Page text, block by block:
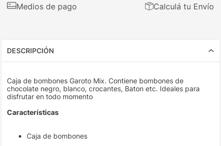
Medios de pago Calculá tu Envío
DESCRIPCIÓN
Caja de bombones Garoto Mix. Contiene bombones de
chocolate negro, blanco, crocantes, Baton etc. Ideales para
disfrutar en todo momento
Características
Caja de bombones